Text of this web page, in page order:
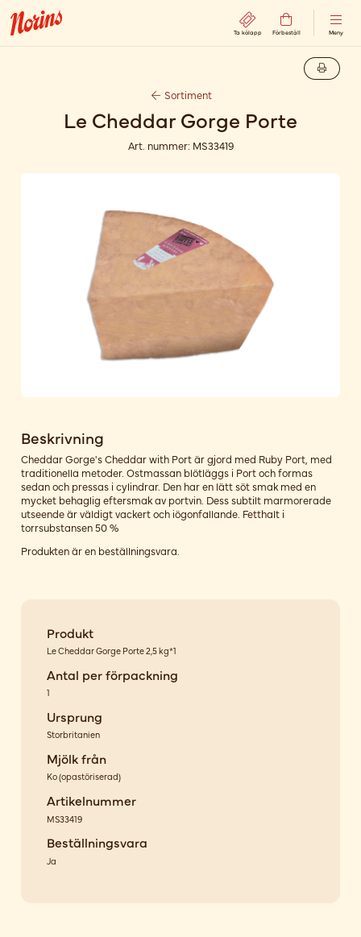
Ta kölapp Förbeställ Meny
Sortiment
Le Cheddar Gorge Porte
Art. nummer: MS33419
Beskrivning
Cheddar Gorge's Cheddar with Port är gjord med Ruby Port, med
traditionella metoder. Ostmassan blötläggs i Port och formas
sedan och pressas i cylindrar. Den har en lätt söt smak med en
mycket behaglig eftersmak av portvin. Dess subtilt marmorerade
utseende är väldigt vackert och iögonfallande. Fetthalt i
torrsubstansen 50 %
Produkten är en beställningsvara.
Produkt
Le Cheddar Gorge Porte 2,5 kg*1
Antal per förpackning
1
Ursprung
Storbritanien
Mjölk från
Ko(opastöriserad)
Artikelnummer
MS33419
Beställningsvara
Ja